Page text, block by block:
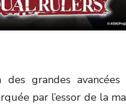
grandes
par l’essor de la